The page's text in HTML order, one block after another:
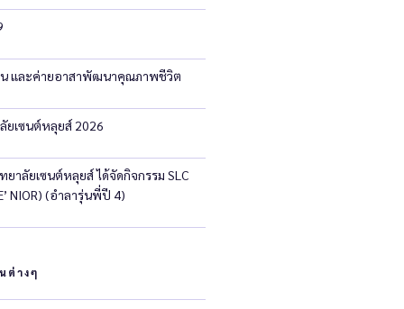
และค่ายอาสาพัฒนาคุณภาพชีวิต
ยเซนต์หลุยส์ 2026
าลัยเซนต์หลุยส์ ได้จัดกิจกรรม SLC
NIOR) (อำลารุ่นพี่ปี 4)
ต่างๆ